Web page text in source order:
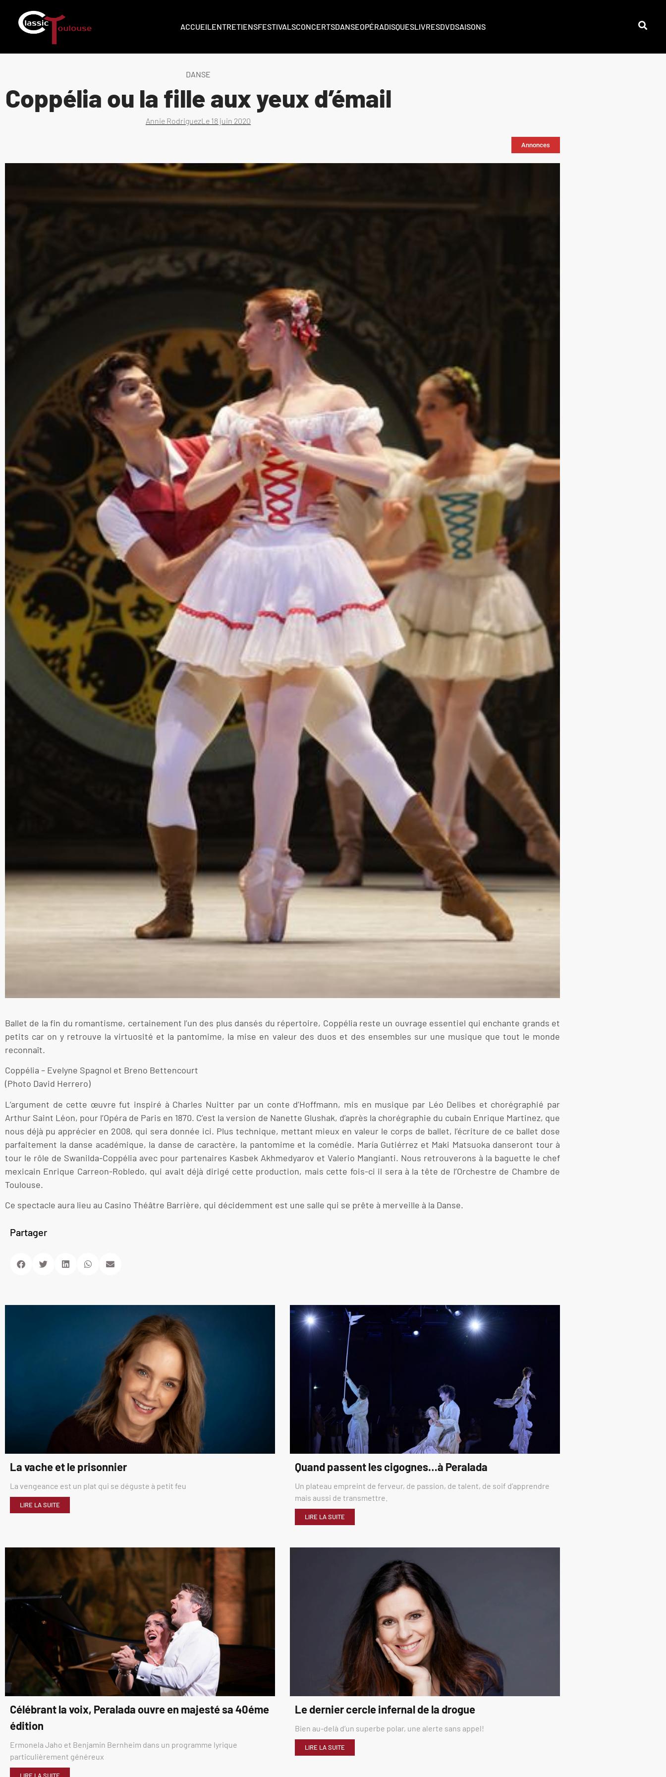
ACCUEILENTRETIENSFESTIVALSCONCERTSDANSEOPÉRADISQUESLIVRESDVDSAISONS
DANSE
Coppélia ou la fille aux yeux d’émail
Annie RodriguezLe 18 juin 2020
Annonces
Ballet de la fin du romantisme, certainement l’un des plus dansés du répertoire, Coppélia reste un ouvrage essentiel qui enchante grands et
petits car on y retrouve la virtuosité et la pantomime, la mise en valeur des duos et des ensembles sur une musique que tout le monde
reconnaît.
Coppélia – Evelyne Spagnol et Breno Bettencourt
(Photo David Herrero)
L’argument de cette œuvre fut inspiré à Charles Nuitter par un conte d’Hoffmann, mis en musique par Léo Delibes et chorégraphié par
Arthur Saint Léon, pour l’Opéra de Paris en 1870. C’est la version de Nanette Glushak, d’après la chorégraphie du cubain Enrique Martinez, que
nous déjà pu apprécier en 2008, qui sera donnée ici. Plus technique, mettant mieux en valeur le corps de ballet, l’écriture de ce ballet dose
parfaitement la danse académique, la danse de caractère, la pantomime et la comédie. María Gutiérrez et Maki Matsuoka danseront tour à
tour le rôle de Swanilda-Coppélia avec pour partenaires Kasbek Akhmedyarov et Valerio Mangianti. Nous retrouverons à la baguette le chef
mexicain Enrique Carreon-Robledo, qui avait déjà dirigé cette production, mais cette fois-ci il sera à la tête de l’Orchestre de Chambre de
Toulouse.
Ce spectacle aura lieu au Casino Théâtre Barrière, qui décidemment est une salle qui se prête à merveille à la Danse.
Partager
La vache et le prisonnier
La vengeance est un plat qui se déguste à petit feu
LIRE LA SUITE
Quand passent les cigognes…à Peralada
Un plateau empreint de ferveur, de passion, de talent, de soif d’apprendre
mais aussi de transmettre.
LIRE LA SUITE
Célébrant la voix, Peralada ouvre en majesté sa 40éme
édition
Ermonela Jaho et Benjamin Bernheim dans un programme lyrique
particulièrement généreux
Le dernier cercle infernal de la drogue
Bien au-delà d’un superbe polar, une alerte sans appel!
LIRE LA SUITE